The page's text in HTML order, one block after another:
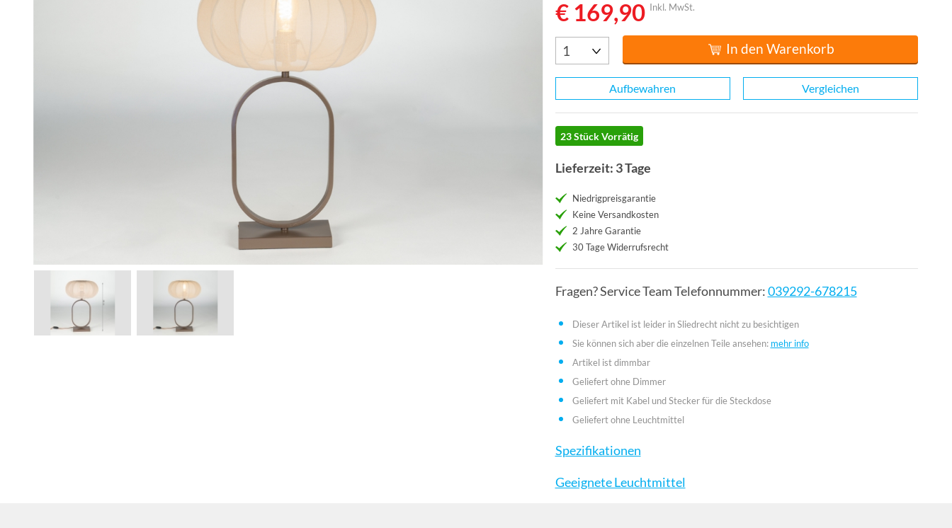
€ 169,90 Inkl. MwSt.
In den Warenkorb
Aufbewahren Vergleichen
23 Stück Vorrätig
Lieferzeit: 3 Tage
Niedrigpreisgarantie
Keine Versandkosten
2 Jahre Garantie
30 Tage Widerrufsrecht
Fragen? Service Team Telefonnummer:039292-678215
Dieser Artikel ist leider in Sliedrecht nicht zu besichtigen
Sie können sich aber die einzelnen Teile ansehen: mehr info
Artikel ist dimmbar
Geliefert ohne Dimmer
Geliefert mit Kabel und Stecker für die Steckdose
Geliefert ohne Leuchtmittel
Spezifikationen
Geeignete Leuchtmittel